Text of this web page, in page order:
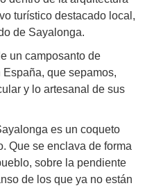
turístico destacado local,
de Sayalonga.
un camposanto de
que sepamos,
y lo artesanal de sus
es un coqueto
Que se enclava de forma
sobre la pendiente
de los que ya no están